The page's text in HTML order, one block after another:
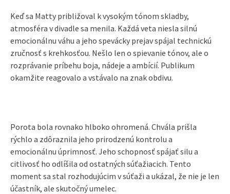
Keď sa Matty približoval k vysokým tónom skladby,
atmosféra v divadle sa menila. Každá veta niesla silnú
emocionálnu váhu a jeho spevácky prejav spájal technickú
zručnosť s krehkosťou. Nešlo len o spievanie tónov, ale o
rozprávanie príbehu boja, nádeje a ambícií. Publikum
okamžite reagovalo a vstávalo na znak obdivu.
Porota bola rovnako hlboko ohromená. Chvála prišla
rýchlo a zdôraznila jeho prirodzenú kontrolu a
emocionálnu úprimnosť. Jeho schopnosť spájať silu a
citlivosť ho odlíšila od ostatných súťažiacich. Tento
moment sa stal rozhodujúcim v súťaži a ukázal, že nie je len
účastník, ale skutočný umelec.